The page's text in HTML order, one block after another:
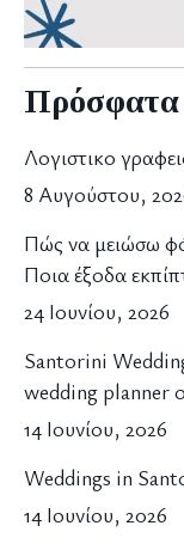
Πρόσφατα
Λογιστικο
8 Αυγούστου,
Πώς να μειώσω
Ποια έξοδα
24 Ιουνίου, 2026
Santorini
wedding planner
14 Ιουνίου, 2026
Weddings in
14 Ιουνίου, 2026